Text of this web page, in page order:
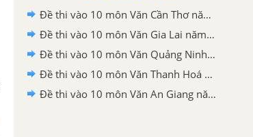
Đề thi vào 10 môn Văn Cần Thơ năm 2026
Đề thi vào 10 môn Văn Gia Lai năm 2026
Đề thi vào 10 môn Văn Quảng Ninh năm 2026
Đề thi vào 10 môn Văn Thanh Hoá năm 2026
Đề thi vào 10 môn Văn An Giang năm 2026